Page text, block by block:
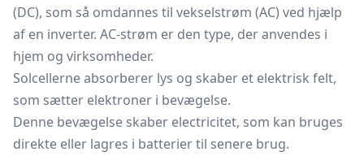
(DC), som så omdannes til vekselstrøm (AC) ved hjælp
af en inverter. AC-strøm er den type, der anvendes i
hjem og virksomheder.
Solcellerne absorberer lys og skaber et elektrisk felt,
som sætter elektroner i bevægelse.
Denne bevægelse skaber electricitet, som kan bruges
direkte eller lagres i batterier til senere brug.